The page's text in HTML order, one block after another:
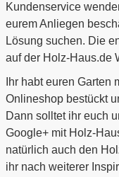
Kundenservice
eurem Anliegen
Lösung suchen. Die
auf der Holz-Haus.de
Ihr habt euren
Onlineshop bestückt
Dann solltet ihr euch
Google+ mit Holz-
natürlich auch den
ihr nach weiterer